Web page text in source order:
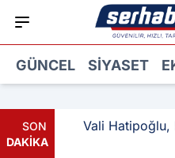
GÜNCEL SIYASET
SON
DAKİKA
Vali Hatipoğlu,